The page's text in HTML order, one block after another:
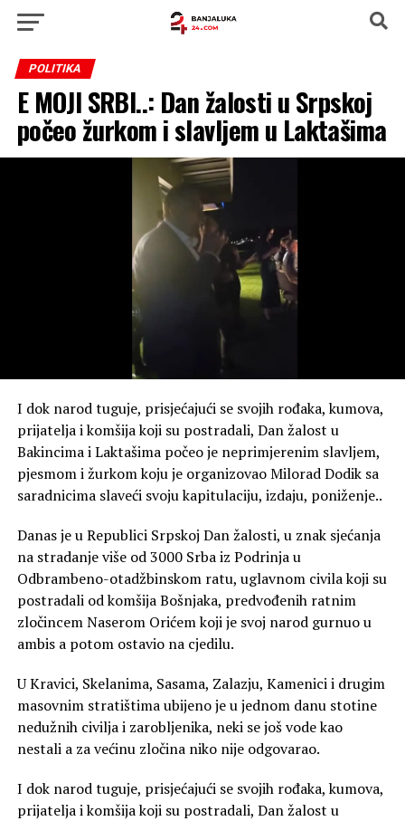
POLITIKA
E MOJI SRBI..: Dan žalosti u Srpskoj
počeo žurkom i slavljem u Laktašima
I dok narod tuguje, prisjećajući se svojih rođaka, kumova,
prijatelja i komšija koji su postradali, Dan žalost u
Bakincima i Laktašima počeo je neprimjerenim slavljem,
pjesmom i žurkom koju je organizovao Milorad Dodik sa
saradnicima slaveći svoju kapitulaciju, izdaju, poniženje..
Danas je u Republici Srpskoj Dan žalosti, u znak sjećanja
na stradanje više od 3000 Srba iz Podrinja u
Odbrambeno-otadžbinskom ratu, uglavnom civila koji su
postradali od komšija Bošnjaka, predvođenih ratnim
zločincem Naserom Orićem koji je svoj narod gurnuo u
ambis a potom ostavio na cjedilu.
U Kravici, Skelanima, Sasama, Zalazju, Kamenici i drugim
masovnim stratištima ubijeno je u jednom danu stotine
nedužnih civilja i zarobljenika, neki se još vode kao
nestali a za većinu zločina niko nije odgovarao.
I dok narod tuguje, prisjećajući se svojih rođaka, kumova,
prijatelja i komšija koji su postradali, Dan žalost u